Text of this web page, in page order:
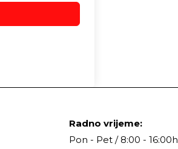
Radno vrijeme:
Pon - Pet / 8:00 - 16:00h